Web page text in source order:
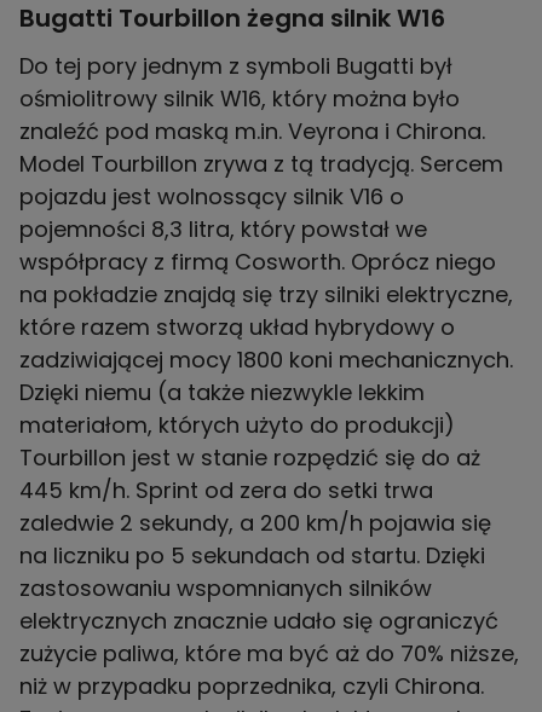
Bugatti Tourbillon żegna silnik W16
Do tej pory jednym z symboli Bugatti był
ośmiolitrowy silnik W16, który można było
znaleźć pod maską m.in. Veyrona i Chirona.
Model Tourbillon zrywa z tą tradycją. Sercem
pojazdu jest wolnossący silnik V16 o
pojemności 8,3 litra, który powstał we
współpracy z firmą Cosworth. Oprócz niego
na pokładzie znajdą się trzy silniki elektryczne,
które razem stworzą układ hybrydowy o
zadziwiającej mocy 1800 koni mechanicznych.
Dzięki niemu (a także niezwykle lekkim
materiałom, których użyto do produkcji)
Tourbillon jest w stanie rozpędzić się do aż
445 km/h. Sprint od zera do setki trwa
zaledwie 2 sekundy, a 200 km/h pojawia się
na liczniku po 5 sekundach od startu. Dzięki
zastosowaniu wspomnianych silników
elektrycznych znacznie udało się ograniczyć
zużycie paliwa, które ma być aż do 70% niższe,
niż w przypadku poprzednika, czyli Chirona.